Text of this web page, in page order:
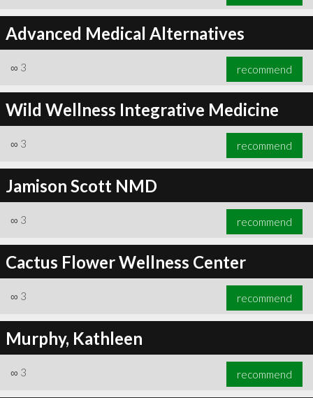
Advanced Medical Alternatives
∞ 3 recommend
Wild Wellness Integrative Medicine
∞ 3 recommend
Jamison Scott NMD
∞ 3 recommend
Cactus Flower Wellness Center
∞ 3 recommend
Murphy, Kathleen
∞ 3 recommend